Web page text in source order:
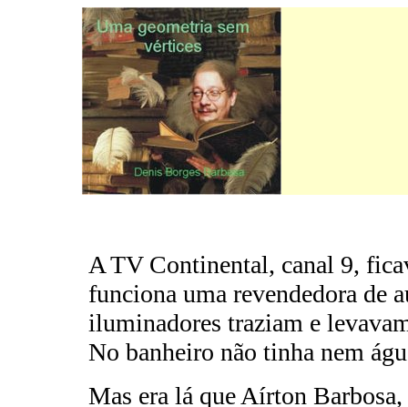
A TV Continental, canal 9,
funciona uma revendedora de
iluminadores traziam e
No banheiro não tinha nem
Mas era lá que Aírton